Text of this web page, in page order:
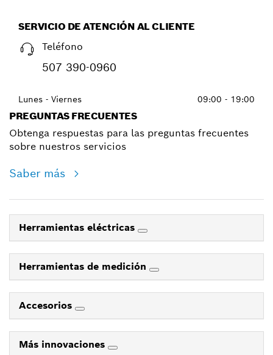
SERVICIO DE ATENCIÓN AL CLIENTE
Teléfono
507 390-0960
Lunes - Viernes 09:00 - 19:00
PREGUNTAS FRECUENTES
Obtenga respuestas para las preguntas frecuentes
sobre nuestros servicios
Saber más
Herramientas eléctricas
Herramientas de medición
Accesorios
Más innovaciones